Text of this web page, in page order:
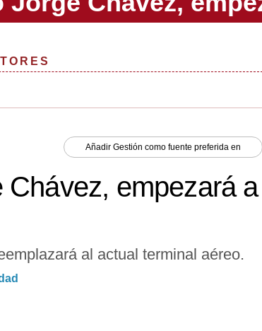
Añadir Gestión como fuente preferida en
empezará a
al actual terminal aéreo.